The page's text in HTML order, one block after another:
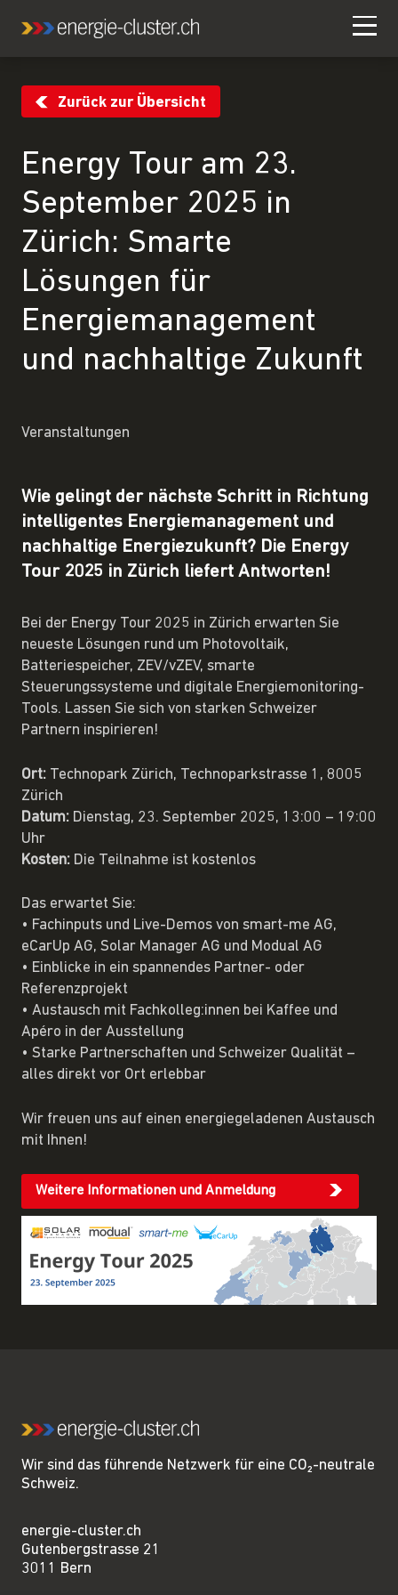
Zurück zur Übersicht
Energy Tour am 23.
September 2025 in
Zürich: Smarte
Lösungen für
Energiemanagement
und nachhaltige Zukunft
Veranstaltungen
Wie gelingt der nächste Schritt in Richtung
intelligentes Energiemanagement und
nachhaltige Energiezukunft? Die Energy
Tour 2025 in Zürich liefert Antworten!
Bei der Energy Tour 2025 in Zürich erwarten Sie
neueste Lösungen rund um Photovoltaik,
Batteriespeicher, ZEV/vZEV, smarte
Steuerungssysteme und digitale Energiemonitoring-
Tools. Lassen Sie sich von starken Schweizer
Partnern inspirieren!
Ort: Technopark Zürich, Technoparkstrasse 1, 8005
Zürich
Datum: Dienstag, 23. September 2025, 13:00 – 19:00
Uhr
Kosten: Die Teilnahme ist kostenlos
Das erwartet Sie:
• Fachinputs und Live-Demos von smart-me AG,
eCarUp AG, Solar Manager AG und Modual AG
• Einblicke in ein spannendes Partner- oder
Referenzprojekt
• Austausch mit Fachkolleg:innen bei Kaffee und
Apéro in der Ausstellung
• Starke Partnerschaften und Schweizer Qualität –
alles direkt vor Ort erlebbar
Wir freuen uns auf einen energiegeladenen Austausch
mit Ihnen!
Weitere Informationen und Anmeldung
Wir sind das führende Netzwerk für eine CO₂-neutrale
Schweiz.
energie-cluster.ch
Gutenbergstrasse 21
3011 Bern